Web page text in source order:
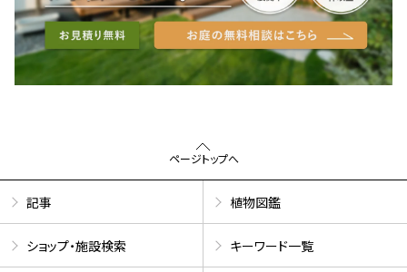
ページトップへ
記事 植物図鑑
ショップ・施設検索 キーワード一覧